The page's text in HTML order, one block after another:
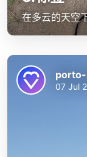
在多云的天空
07 Jul